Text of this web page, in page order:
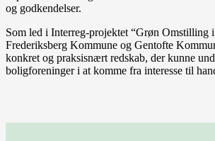
og godkendelser.
Som led i Interreg-projektet “Grøn Omstilling
Frederiksberg Kommune og Gentofte
konkret og praksisnært redskab, der kunne
boligforeninger i at komme fra interesse til